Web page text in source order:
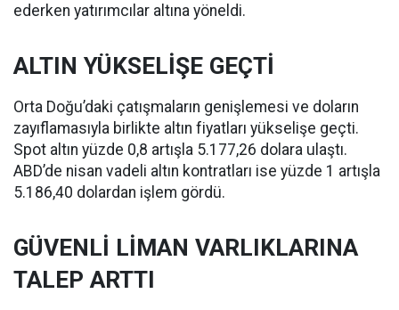
ederken yatırımcılar altına yöneldi.
ALTIN YÜKSELİŞE GEÇTİ
Orta Doğu’daki çatışmaların genişlemesi ve doların
zayıflamasıyla birlikte altın fiyatları yükselişe geçti.
Spot altın yüzde 0,8 artışla 5.177,26 dolara ulaştı.
ABD’de nisan vadeli altın kontratları ise yüzde 1 artışla
5.186,40 dolardan işlem gördü.
GÜVENLİ LİMAN VARLIKLARINA
TALEP ARTTI